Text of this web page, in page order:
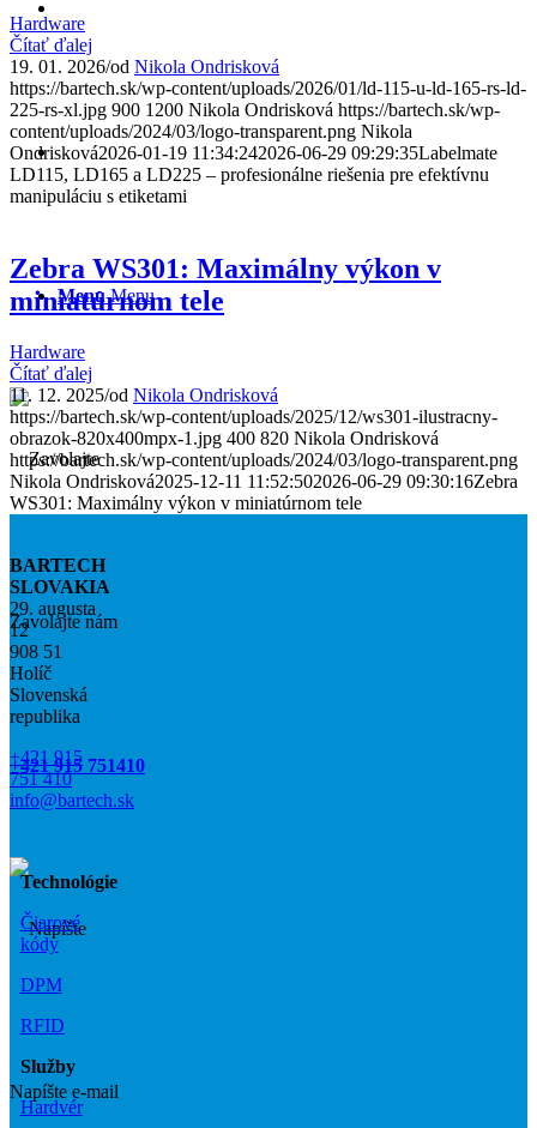
Menu Menu
Zavolajte nám
+421 915 751410
Napíšte e-mail
Hardware
Čítať ďalej
19. 01. 2026/od Nikola Ondrisková
https://bartech.sk/wp-content/uploads/2026/01/ld-115-u-ld-165-rs-ld-
225-rs-xl.jpg 900 1200 Nikola Ondrisková https://bartech.sk/wp-
content/uploads/2024/03/logo-transparent.png Nikola
Ondrisková2026-01-19 11:34:242026-06-29 09:29:35Labelmate
LD115, LD165 a LD225 – profesionálne riešenia pre efektívnu
manipuláciu s etiketami
Zebra WS301: Maximálny výkon v
miniatúrnom tele
Hardware
Čítať ďalej
11. 12. 2025/od Nikola Ondrisková
https://bartech.sk/wp-content/uploads/2025/12/ws301-ilustracny-
obrazok-820x400mpx-1.jpg 400 820 Nikola Ondrisková
https://bartech.sk/wp-content/uploads/2024/03/logo-transparent.png
Nikola Ondrisková2025-12-11 11:52:502026-06-29 09:30:16Zebra
WS301: Maximálny výkon v miniatúrnom tele
BARTECH
SLOVAKIA
29. augusta
12
908 51
Holíč
Slovenská
republika
+421 915
751 410
info@bartech.sk
Technológie
Čiarové
kódy
DPM
RFID
Služby
Hardvér